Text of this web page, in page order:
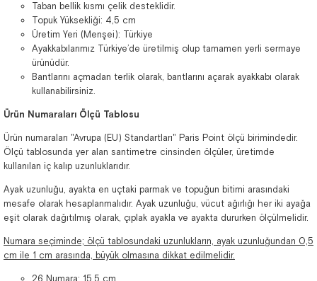
Taban bellik kısmı çelik desteklidir.
Topuk Yüksekliği: 4,5 cm
Üretim Yeri (Menşei): Türkiye
Ayakkabılarımız Türkiye’de üretilmiş olup tamamen yerli sermaye
ürünüdür.
Bantlarını açmadan terlik olarak, bantlarını açarak ayakkabı olarak
kullanabilirsiniz.
Ürün Numaraları Ölçü Tablosu
Ürün numaraları "Avrupa (EU) Standartları" Paris Point ölçü birimindedir.
Ölçü tablosunda yer alan santimetre cinsinden ölçüler, üretimde
kullanılan iç kalıp uzunluklarıdır.
Ayak uzunluğu, ayakta en uçtaki parmak ve topuğun bitimi arasındaki
mesafe olarak hesaplanmalıdır. Ayak uzunluğu, vücut ağırlığı her iki ayağa
eşit olarak dağıtılmış olarak, çıplak ayakla ve ayakta dururken ölçülmelidir.
Numara seçiminde; ölçü tablosundaki uzunlukların, ayak uzunluğundan 0,5
cm ile 1 cm arasında, büyük olmasına dikkat edilmelidir.
26 Numara: 15,5 cm